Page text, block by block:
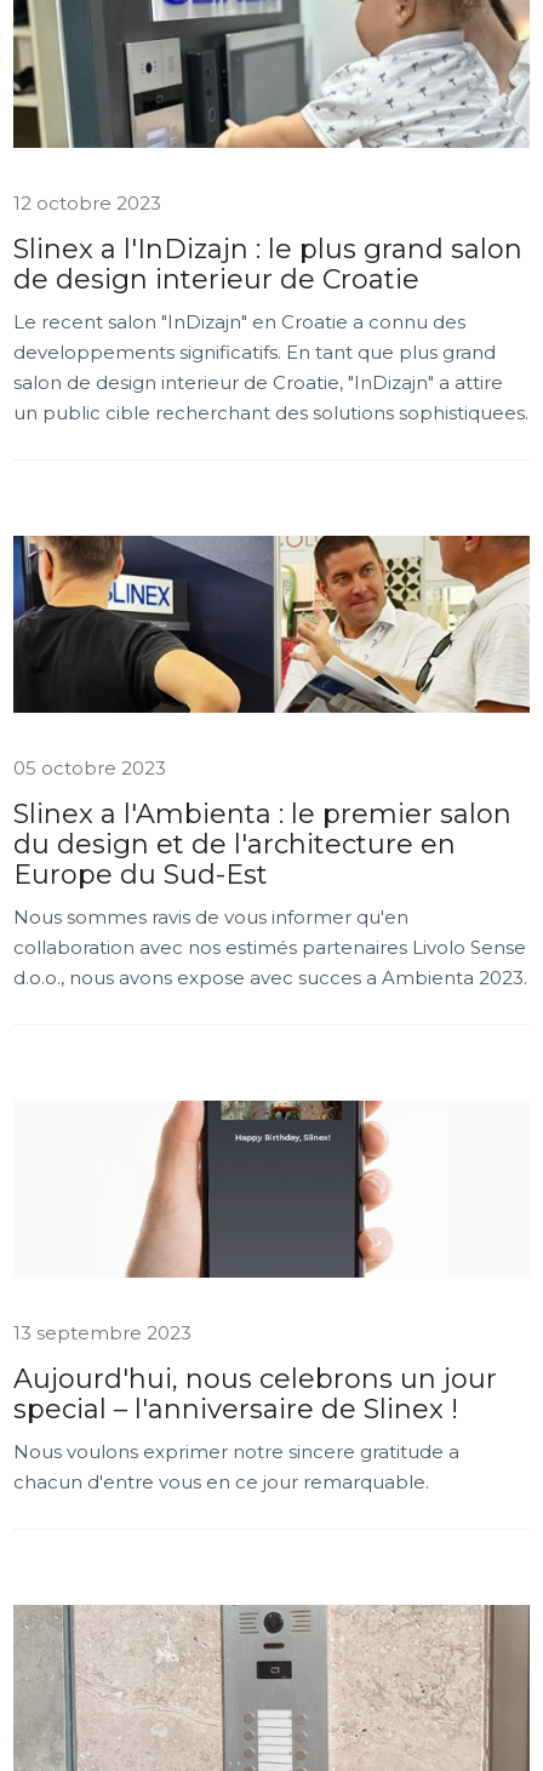
12 octobre 2023
Slinex a l'InDizajn : le plus grand salon
de design interieur de Croatie
Le recent salon "InDizajn" en Croatie a connu des
developpements significatifs. En tant que plus grand
salon de design interieur de Croatie, "InDizajn" a attire
un public cible recherchant des solutions sophistiquees.
05 octobre 2023
Slinex a l'Ambienta : le premier salon
du design et de l'architecture en
Europe du Sud-Est
Nous sommes ravis de vous informer qu'en
collaboration avec nos estimés partenaires Livolo Sense
d.o.o., nous avons expose avec succes a Ambienta 2023.
13 septembre 2023
Aujourd'hui, nous celebrons un jour
special – l'anniversaire de Slinex !
Nous voulons exprimer notre sincere gratitude a
chacun d'entre vous en ce jour remarquable.